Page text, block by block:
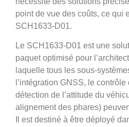
point de vue des coûts, ce qui
SCH1633-D01.
Le SCH1633-D01 est une
paquet optimisé pour
laquelle tous les sous-
l’intégration GNSS, le
détection de l’attitude du
alignement des phares)
Il est destiné à être déployé